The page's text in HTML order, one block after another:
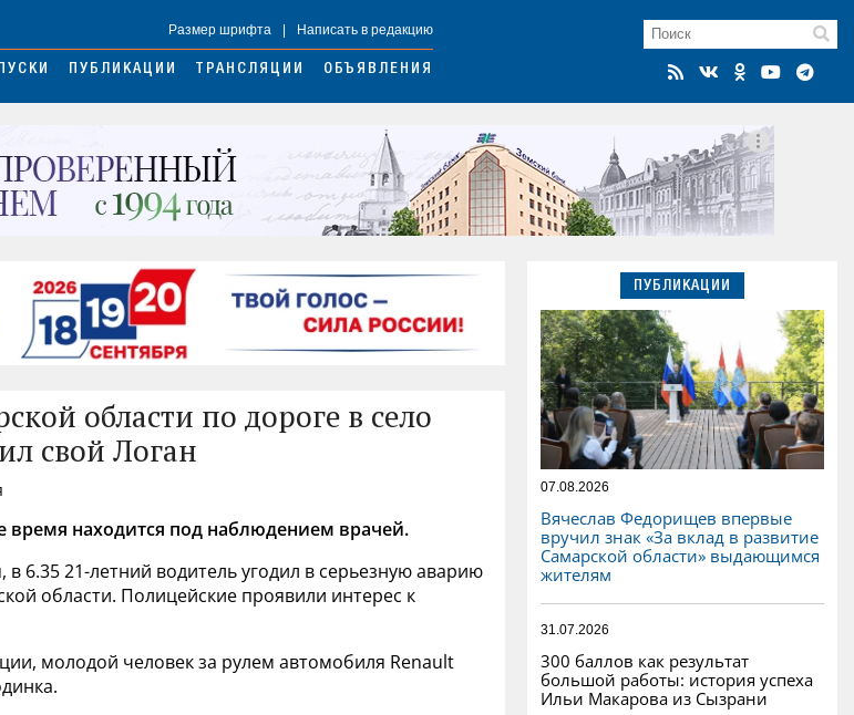
Размер шрифта Написать в редакцию
ПУБЛИКАЦИИ ТРАНСЛЯЦИИ ОБЪЯВЛЕНИЯ
области по дороге в село
свой Логан
время находится под наблюдением врачей.
6.35 21-летний водитель угодил в серьезную аварию
области. Полицейские проявили интерес к
молодой человек за рулем автомобиля Renault
ПУБЛИКАЦИИ
07.08.2026
Вячеслав Федорищев впервые
вручил знак «За вклад в развитие
Самарской области» выдающимся
жителям
31.07.2026
300 баллов как результат
большой работы: история успеха
Ильи Макарова из Сызрани